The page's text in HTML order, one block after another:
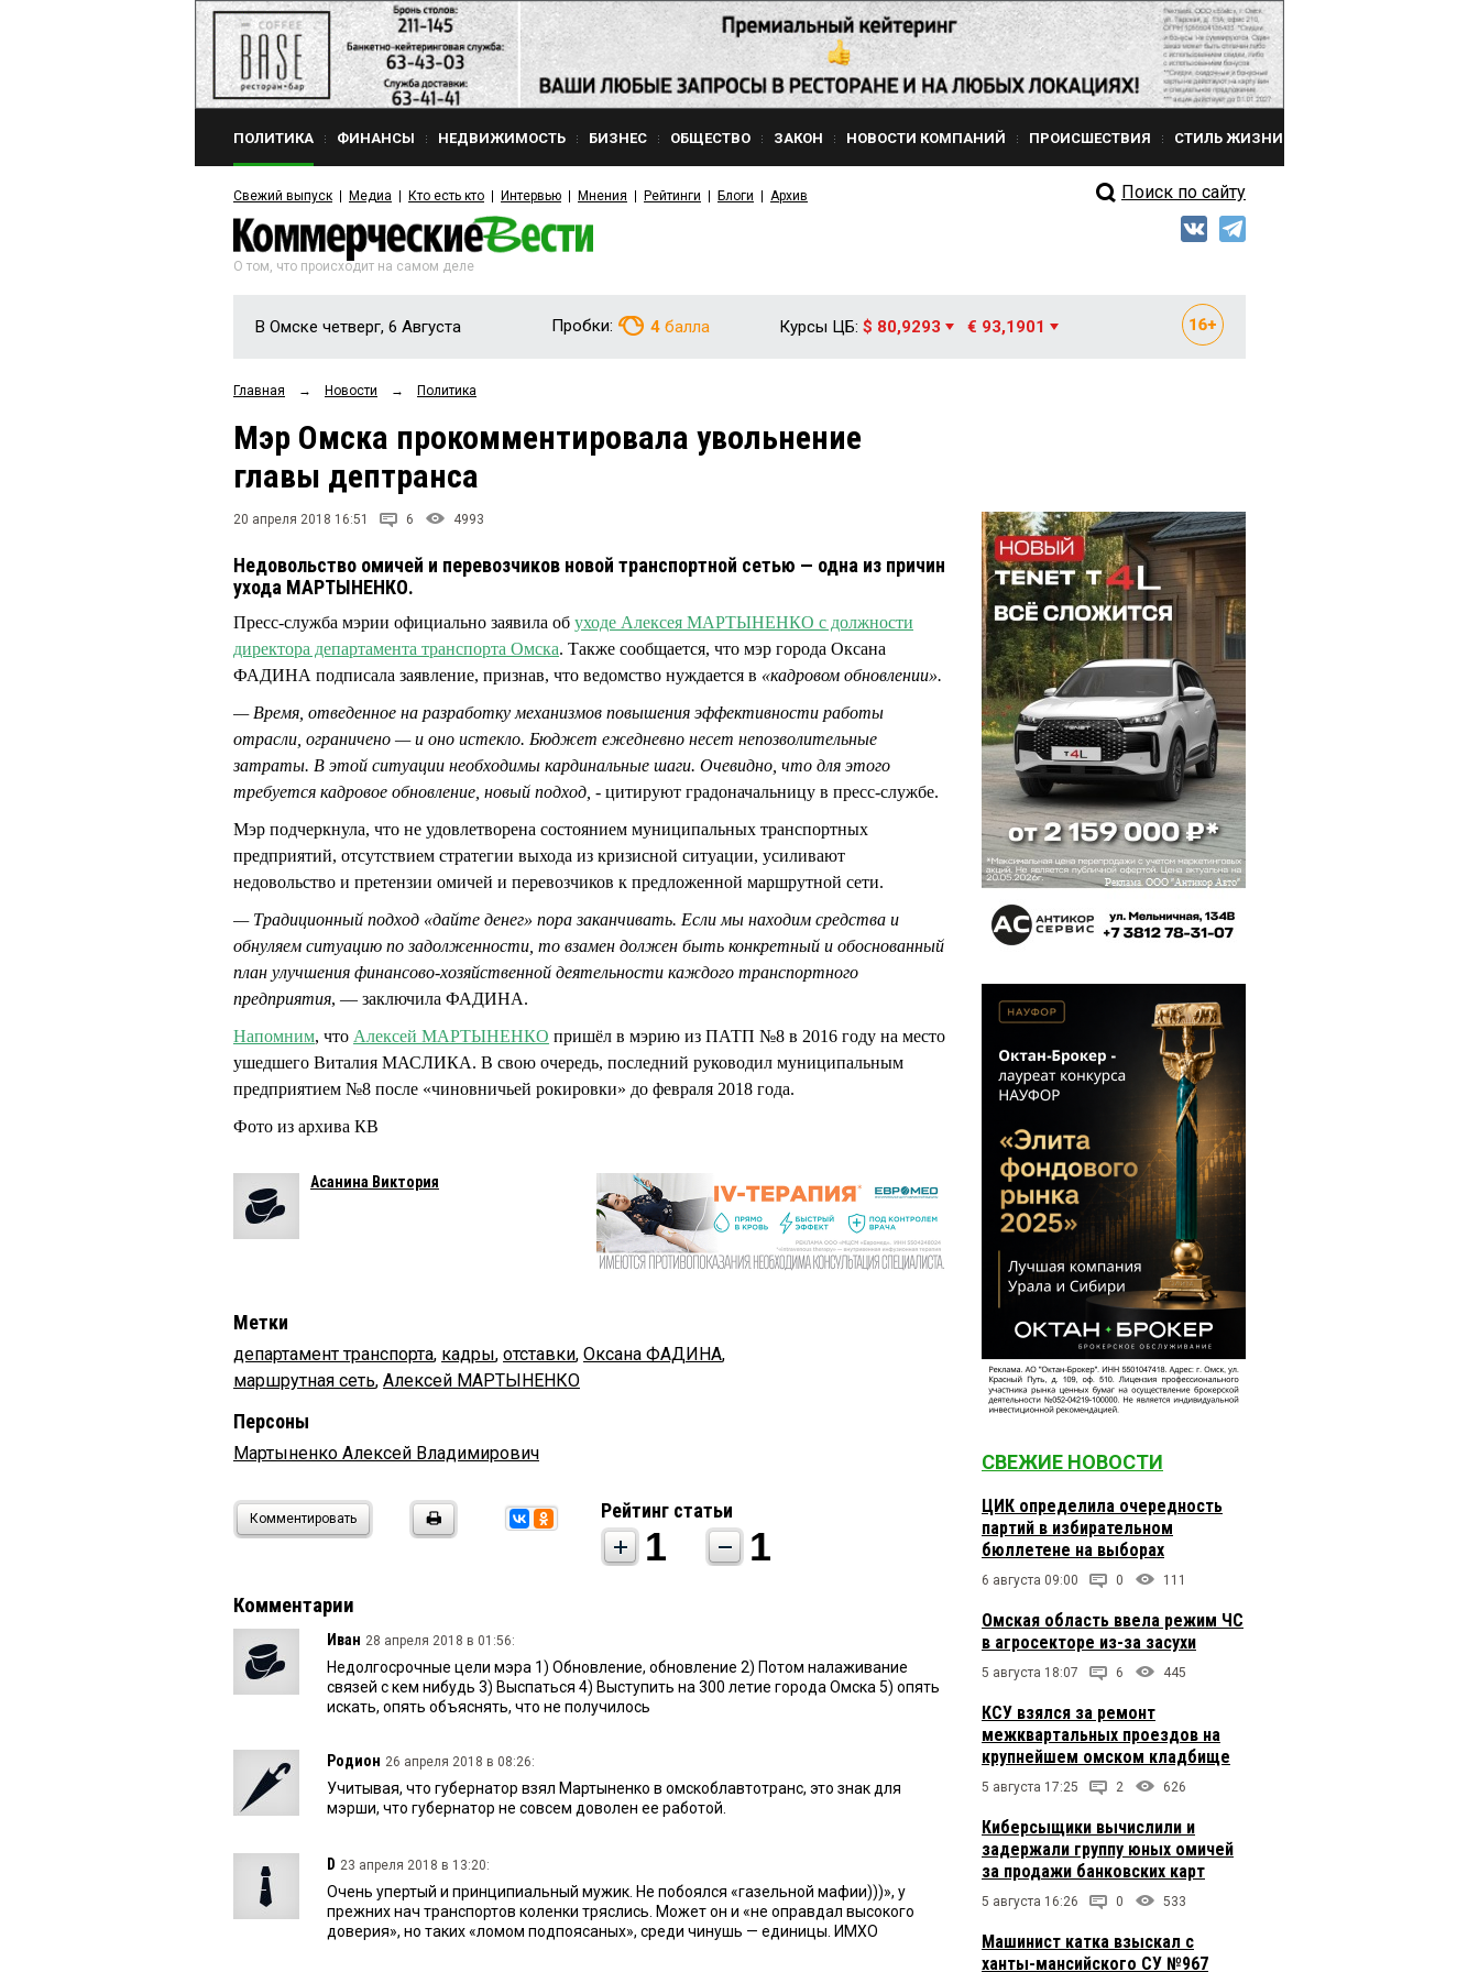
ПОЛИТИКА ФИНАНСЫ НЕДВИЖИМОСТЬ БИЗНЕС ОБЩЕСТВО ЗАКОН НОВОСТИ КОМПАНИЙ ПРОИСШЕСТВИЯ СТИЛЬ ЖИЗНИ
Свежий выпуск Медиа Кто есть кто Интервью Мнения Рейтинги Блоги Архив Поиск по сайту
О том, что происходит на самом деле
В Омске четверг, 6 Августа Пробки: 4 балла Курсы ЦБ: $ 80,9293 € 93,1901
Главная → Новости → Политика
Мэр Омска прокомментировала увольнение
главы дептранса
20 апреля 2018 16:51 6 4993
Недовольство омичей и перевозчиков новой транспортной сетью — одна из причин
ухода МАРТЫНЕНКО.
Пресс-служба мэрии официально заявила об уходе Алексея МАРТЫНЕНКО с должности
директора департамента транспорта Омска. Также сообщается, что мэр города Оксана
ФАДИНА подписала заявление, признав, что ведомство нуждается в «кадровом обновлении».
— Время, отведенное на разработку механизмов повышения эффективности работы
отрасли, ограничено — и оно истекло. Бюджет ежедневно несет непозволительные
затраты. В этой ситуации необходимы кардинальные шаги. Очевидно, что для этого
требуется кадровое обновление, новый подход, - цитируют градоначальницу в пресс-службе.
Мэр подчеркнула, что не удовлетворена состоянием муниципальных транспортных
предприятий, отсутствием стратегии выхода из кризисной ситуации, усиливают
недовольство и претензии омичей и перевозчиков к предложенной маршрутной сети.
— Традиционный подход «дайте денег» пора заканчивать. Если мы находим средства и
обнуляем ситуацию по задолженности, то взамен должен быть конкретный и обоснованный
план улучшения финансово-хозяйственной деятельности каждого транспортного
предприятия, — заключила ФАДИНА.
Напомним, что Алексей МАРТЫНЕНКО пришёл в мэрию из ПАТП №8 в 2016 году на место
ушедшего Виталия МАСЛИКА. В свою очередь, последний руководил муниципальным
предприятием №8 после «чиновничьей рокировки» до февраля 2018 года.
Фото из архива КВ
Асанина Виктория
Метки
департамент транспорта, кадры, отставки, Оксана ФАДИНА,
маршрутная сеть, Алексей МАРТЫНЕНКО
Персоны
Мартыненко Алексей Владимирович
Комментировать Рейтинг статьи
1 1
Комментарии
Иван 28 апреля 2018 в 01:56:
Недолгосрочные цели мэра 1) Обновление, обновление 2) Потом налаживание
связей с кем нибудь 3) Выспаться 4) Выступить на 300 летие города Омска 5) опять
искать, опять объяснять, что не получилось
Родион 26 апреля 2018 в 08:26:
Учитывая, что губернатор взял Мартыненко в омскоблавтотранс, это знак для
мэрши, что губернатор не совсем доволен ее работой.
D 23 апреля 2018 в 13:20:
Очень упертый и принципиальный мужик. Не побоялся «газельной мафии)))», у
прежних нач транспортов коленки тряслись. Может он и «не оправдал высокого
доверия», но таких «ломом подпоясаных», среди чинушь — единицы. ИМХО
СВЕЖИЕ НОВОСТИ
ЦИК определила очередность
партий в избирательном
бюллетене на выборах
6 августа 09:00 0 111
Омская область ввела режим ЧС
в агросекторе из-за засухи
5 августа 18:07 6 445
КСУ взялся за ремонт
межквартальных проездов на
крупнейшем омском кладбище
5 августа 17:25 2 626
Киберсыщики вычислили и
задержали группу юных омичей
за продажи банковских карт
5 августа 16:26 0 533
Машинист катка взыскал с
ханты-мансийского СУ №967